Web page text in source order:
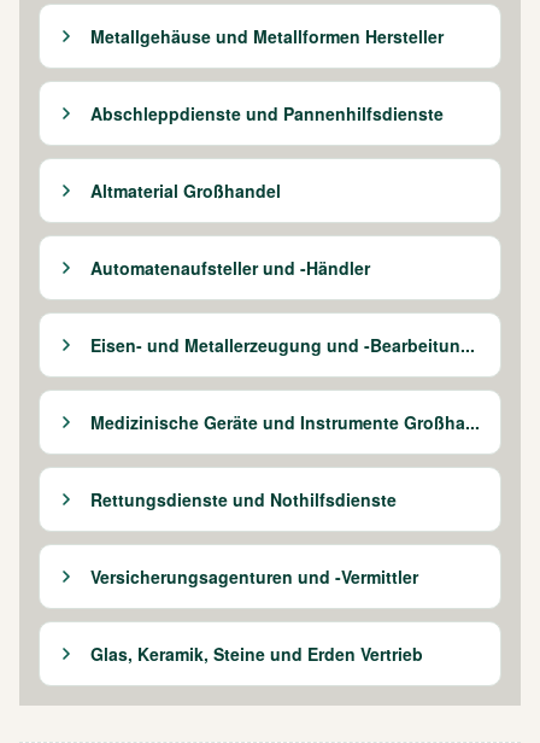
Metallgehäuse und Metallformen Hersteller
Abschleppdienste und Pannenhilfsdienste
Altmaterial Großhandel
Automatenaufsteller und -Händler
Eisen- und Metallerzeugung und -Bearbeitun...
Medizinische Geräte und Instrumente Großha...
Rettungsdienste und Nothilfsdienste
Versicherungsagenturen und -Vermittler
Glas, Keramik, Steine und Erden Vertrieb